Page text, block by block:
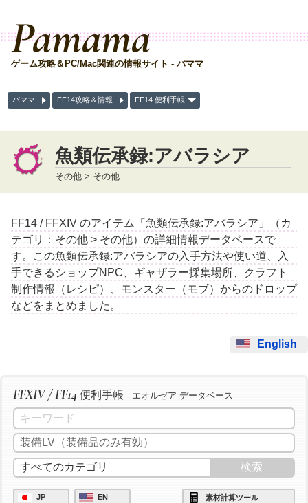
Pamama
ゲーム攻略＆PC/Mac関連の情報サイト - パママ
パママ FF14攻略＆情報 FF14 便利手帳
魚類伝承録:アバラシア
その他 > その他
FF14 / FFXIV のアイテム「魚類伝承録:アバラシア」（カ
テゴリ：その他 > その他）の詳細情報データベースで
す。この魚類伝承録:アバラシアの入手方法や使い道、入
手できるショップNPC、ギャザラー採集場所、クラフト
制作情報（レシピ）、モンスター（モブ）からのドロップ
などをまとめました。
English
FFXIV / FF14 便利手帳 - エオルゼア データベース
JP EN 素材計算ツール